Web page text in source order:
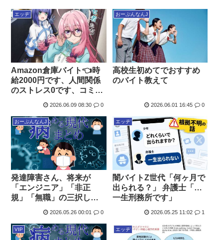
がエッヂ
Amazon倉庫バイト👈時
給2000円です、人間関係
のストレス0です、コミュ
でもできます お前らがや
らない理由
2026.06.09 08:30 0
おーぷんなんJ
高校生初めてでおすすめ
のバイト教えて
2026.06.01 16:45 0
おーぷんなんJ
発達障害さん、将来が
「エンジニア」「非正
規」「無職」の三択しか
2026.05.26 00:01 0
エッヂ
闇バイトZ世代「何ヶ月で
出られる？」 弁護士「…
一生刑務所です」
2026.05.25 11:02 1
VIP エッヂ